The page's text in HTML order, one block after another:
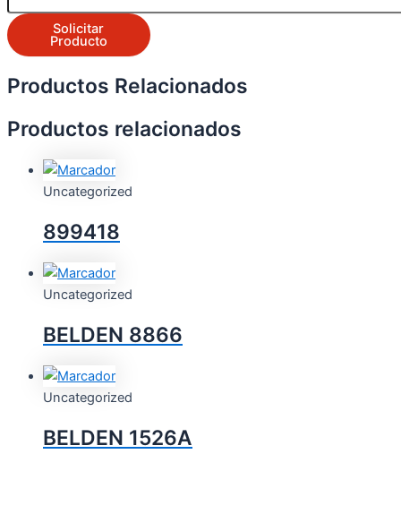
Solicitar
Producto
Productos Relacionados
Productos relacionados
Uncategorized
899418
Uncategorized
BELDEN 8866
Uncategorized
BELDEN 1526A